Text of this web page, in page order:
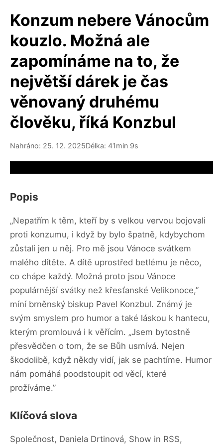
Konzum nebere Vánocům
kouzlo. Možná ale
zapomínáme na to, že
největší dárek je čas
věnovaný druhému
člověku, říká Konzbul
Nahráno: 25. 12. 2025Délka: 41min 9s
Popis
„Nepatřím k těm, kteří by s velkou vervou bojovali
proti konzumu, i když by bylo špatně, kdybychom
zůstali jen u něj. Pro mě jsou Vánoce svátkem
malého dítěte. A dítě uprostřed betlému je něco,
co chápe každý. Možná proto jsou Vánoce
populárnější svátky než křesťanské Velikonoce,”
míní brněnský biskup Pavel Konzbul. Známý je
svým smyslem pro humor a také láskou k hantecu,
kterým promlouvá i k věřícím. „Jsem bytostně
přesvědčen o tom, že se Bůh usmívá. Nejen
škodolibě, když někdy vidí, jak se pachtíme. Humor
nám pomáhá poodstoupit od věcí, které
prožíváme.”
Klíčová slova
Společnost, Daniela Drtinová, Show in RSS,